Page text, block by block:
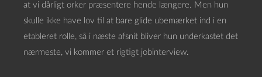
at vi dårligt orker præsentere hende længere. Men hun
skulle ikke have lov til at bare glide ubemærket ind i en
etableret rolle, så i næste afsnit bliver hun underkastet det
nærmeste, vi kommer et rigtigt jobinterview.